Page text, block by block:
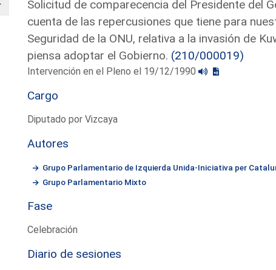
AlternarSolicitud de comparecencia del Presidente del
cuenta de las repercusiones que tiene para
Seguridad de la ONU, relativa a la invasión de
piensa adoptar el Gobierno. (210/000019)
Intervención en el Pleno el 19/12/1990
Cargo
Diputado por Vizcaya
Autores
Grupo Parlamentario de Izquierda Unida-Iniciativa per
Grupo Parlamentario Mixto
Fase
Celebración
Diario de sesiones